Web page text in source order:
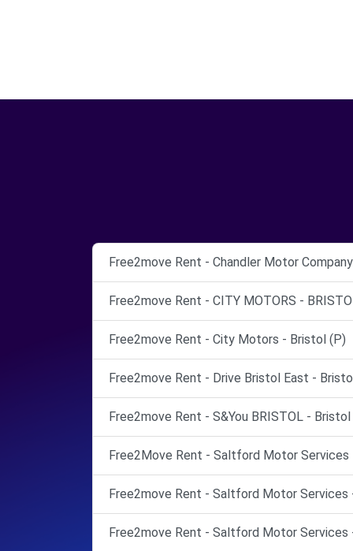
Free2move Rent - Chandler Motor
Free2move Rent - CITY MOTORS -
Free2move Rent - City Motors - Bristol (P)
Free2move Rent - Drive Bristol East -
Free2move Rent - S&You BRISTOL -
Free2Move Rent - Saltford Motor
Free2move Rent - Saltford Motor Services
Free2move Rent - Saltford Motor